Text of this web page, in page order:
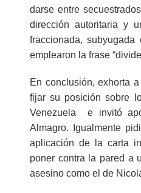
darse entre
dirección autoritaria y
fraccionada,
emplearon la frase
En conclusión, exhorta
fijar su posición sobre
Venezuela e invitó
Almagro. Igualmente
aplicación de la carta
poner contra la pared a
asesino como el de